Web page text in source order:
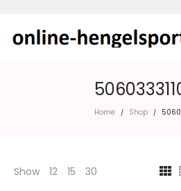
Home / Shop /
Show 12 15 30